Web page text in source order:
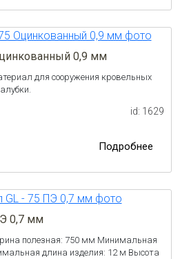
0,9 мм
для сооружения кровельных
id: 1629
Подробнее
0,7 мм
полезная: 750 мм Минимальная
длина изделия: 12 м Высота